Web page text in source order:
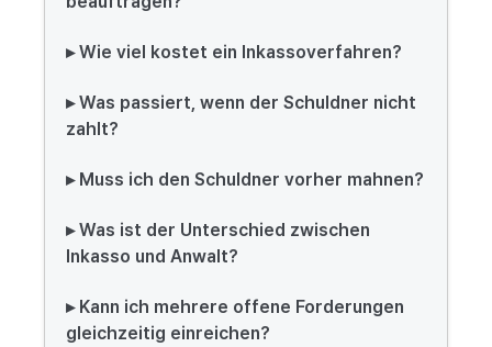
▸ Wie viel kostet ein Inkassoverfahren?
▸ Was passiert, wenn der Schuldner nicht
zahlt?
▸ Muss ich den Schuldner vorher mahnen?
▸ Was ist der Unterschied zwischen
Inkasso und Anwalt?
▸ Kann ich mehrere offene Forderungen
gleichzeitig einreichen?